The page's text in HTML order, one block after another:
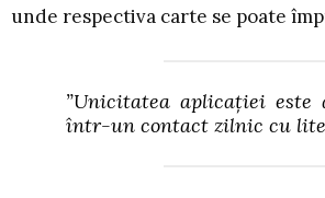
unde respectiva carte se poate
”Unicitatea aplicației este
într-un contact zilnic cu